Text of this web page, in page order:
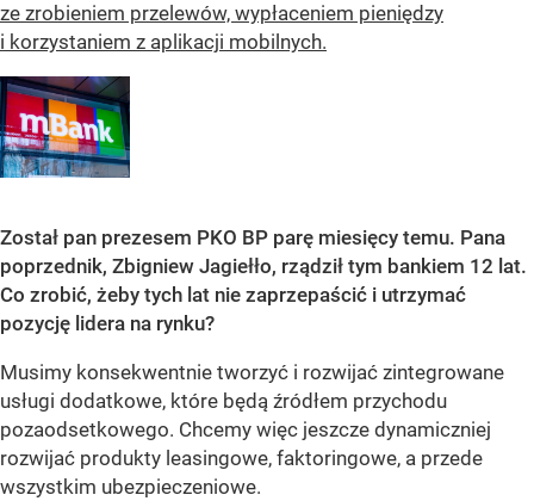
ze zrobieniem przelewów, wypłaceniem pieniędzy
i korzystaniem z aplikacji mobilnych.
Został pan prezesem PKO BP parę miesięcy temu. Pana
poprzednik, Zbigniew Jagiełło, rządził tym bankiem 12 lat.
Co zrobić, żeby tych lat nie zaprzepaścić i utrzymać
pozycję lidera na rynku?
Musimy konsekwentnie tworzyć i rozwijać zintegrowane
usługi dodatkowe, które będą źródłem przychodu
pozaodsetkowego. Chcemy więc jeszcze dynamiczniej
rozwijać produkty leasingowe, faktoringowe, a przede
wszystkim ubezpieczeniowe.